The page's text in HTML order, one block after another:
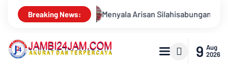
Breaking News:
Kota Jambi Sambut HUT Kemerdekaan RI Ke 81 Gelar
9 Aug
2026